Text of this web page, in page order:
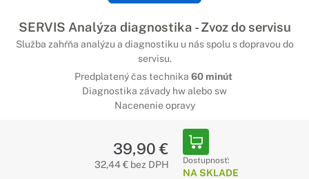
SERVIS Analýza diagnostika - Zvoz do servisu
Služba zahŕňa analýzu a diagnostiku u nás spolu s dopravou do
servisu.
Predplatený čas technika 60 minút
Diagnostika závady hw alebo sw
Nacenenie opravy
39,90 €
32,44 € bez DPH Dostupnosť:
NA SKLADE